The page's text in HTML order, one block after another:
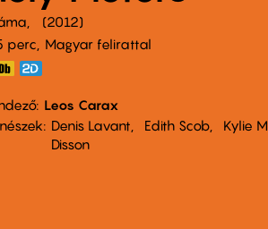
2012
perc,
Magyar felirattal
Leos Carax
Denis Lavant Edith Scob Kylie
Disson